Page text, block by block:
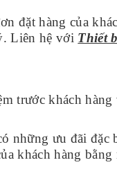
đặt hàng của
Liên hệ với Thiết
trước khách
những ưu đãi đặc
khách hàng bằng